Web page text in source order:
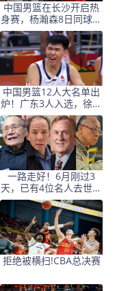
中国男篮在长沙开启热
身赛，杨瀚森8日同球队
会合
中国男篮12人大名单出
炉！广东3人入选，徐昕
国家队首秀，胡明轩轮
休
一路走好！6月刚过3
天，已有4位名人去世，
姚明等人发文悼念
拒绝被横扫!CBA总决赛